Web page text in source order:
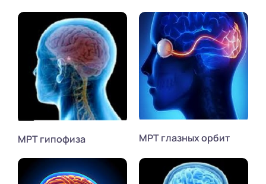
МРТ гипофиза МРТ глазных орбит